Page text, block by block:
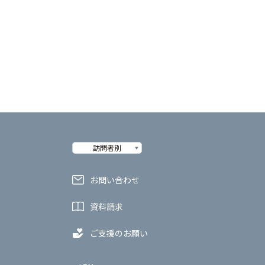
訪問者別
お問い合わせ
資料請求
ご支援のお願い